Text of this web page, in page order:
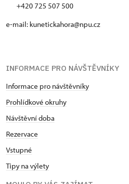
+420 725 507 500
e-mail: kunetickahora@npu.cz
INFORMACE PRO NÁVŠTĚVNÍKY
Informace pro návštěvníky
Prohlídkové okruhy
Návštěvní doba
Rezervace
Vstupné
Tipy na výlety